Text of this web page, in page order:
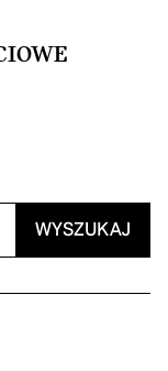
WYSZUKAJ